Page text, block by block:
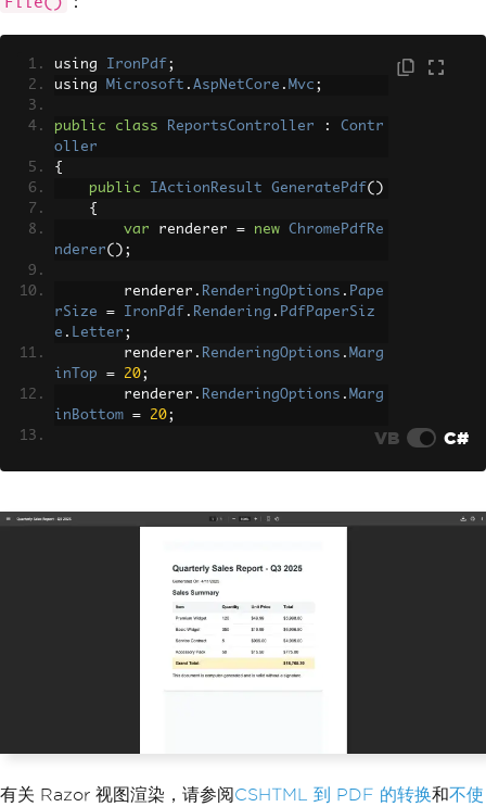
using IronPdf ;
using Microsoft . AspNetCore . Mvc ;
public class ReportsController :
Contr
oller
{
public
IActionResult GeneratePdf()
{
var renderer = new
ChromePdfRe
nderer();
        renderer
. RenderingOptions . Pape
rSize
= IronPdf . Rendering . PdfPaperSiz
e . Letter ;
        renderer
. RenderingOptions . Marg
inTop
= 20;
        renderer
. RenderingOptions . Marg
inBottom
= 20;
Footer
TextHeaderFooter
of {total-pages}",
FontSize
// Build the URL to the intern
reportUrl );
VB C#
有关 Razor 视图渲染，请参阅CSHTML 到 PDF 的转换和不使